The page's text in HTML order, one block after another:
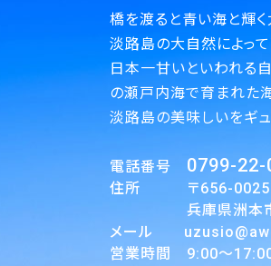
橋を渡ると青い海と輝く
淡路島の大自然によっ
日本一甘いといわれる
の瀬戸内海で育まれた
淡路島の美味しいをギ
電話番号 0799-22-
住所 〒656-0025
兵庫県洲本市本
メール
営業時間 9:00～